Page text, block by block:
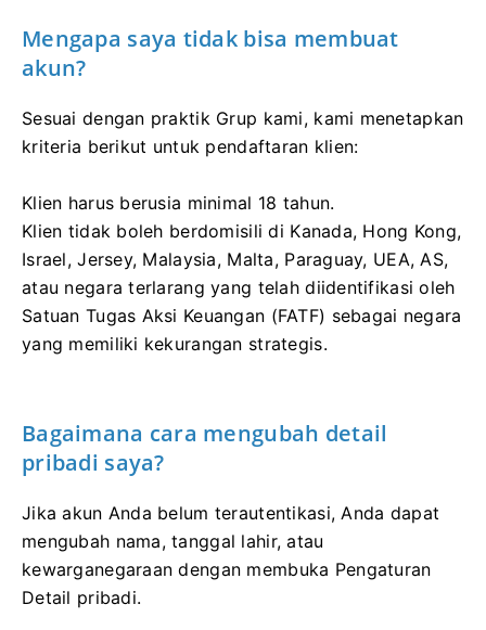
Mengapa saya tidak bisa membuat
akun?
Sesuai dengan praktik Grup kami, kami menetapkan
kriteria berikut untuk pendaftaran klien:
Klien harus berusia minimal 18 tahun.
Klien tidak boleh berdomisili di Kanada, Hong Kong,
Israel, Jersey, Malaysia, Malta, Paraguay, UEA, AS,
atau negara terlarang yang telah diidentifikasi oleh
Satuan Tugas Aksi Keuangan (FATF) sebagai negara
yang memiliki kekurangan strategis.
Bagaimana cara mengubah detail
pribadi saya?
Jika akun Anda belum terautentikasi, Anda dapat
mengubah nama, tanggal lahir, atau
kewarganegaraan dengan membuka Pengaturan
Detail pribadi.